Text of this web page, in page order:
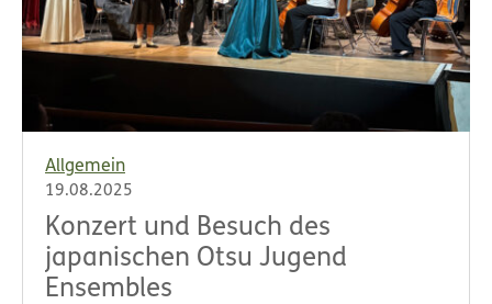
Allgemein
19.08.2025
Konzert und Besuch des
japanischen Otsu Jugend
Ensembles